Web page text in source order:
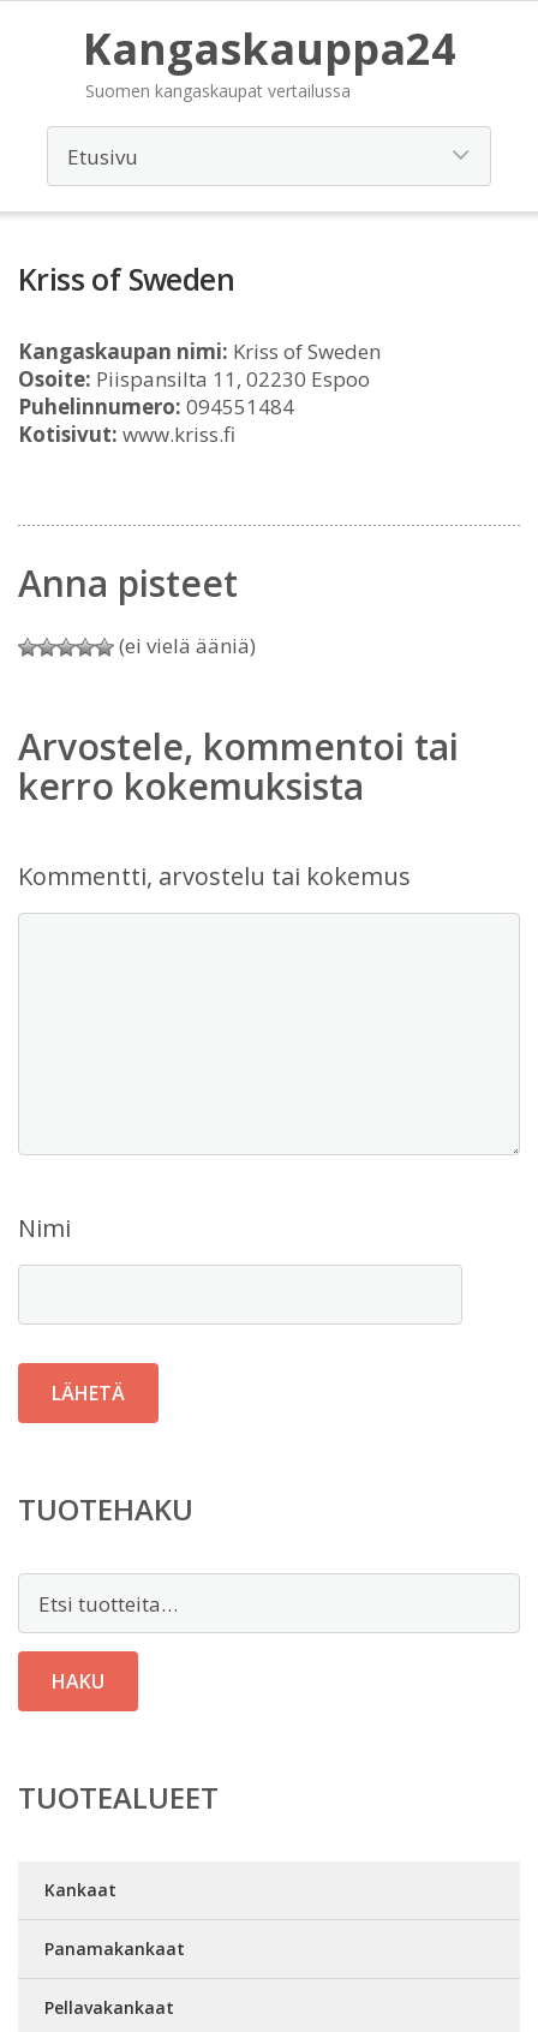
Kangaskauppa24
Suomen kangaskaupat vertailussa
Kriss of Sweden
Kangaskaupan nimi: Kriss of Sweden
Osoite: Piispansilta 11, 02230 Espoo
Puhelinnumero: 094551484
Kotisivut: www.kriss.fi
Anna pisteet
(ei vielä ääniä)
Arvostele, kommentoi tai
kerro kokemuksista
Kommentti, arvostelu tai kokemus
Nimi
TUOTEHAKU
HAKU
TUOTEALUEET
Kankaat
Panamakankaat
Pellavakankaat